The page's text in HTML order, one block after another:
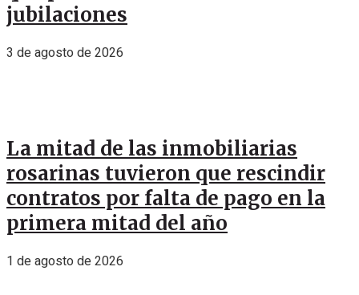
jubilaciones
3 de agosto de 2026
La mitad de las inmobiliarias
rosarinas tuvieron que rescindir
contratos por falta de pago en la
primera mitad del año
1 de agosto de 2026